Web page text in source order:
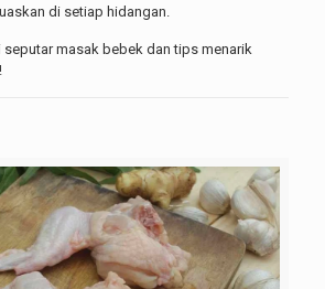
di setiap hidangan.
masak bebek dan tips menarik